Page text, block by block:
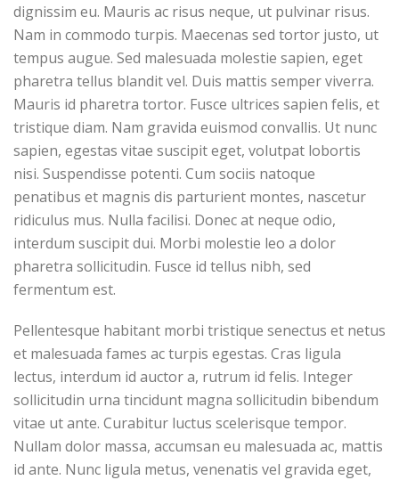
dignissim eu. Mauris ac risus neque, ut pulvinar risus.
Nam in commodo turpis. Maecenas sed tortor justo, ut
tempus augue. Sed malesuada molestie sapien, eget
pharetra tellus blandit vel. Duis mattis semper viverra.
Mauris id pharetra tortor. Fusce ultrices sapien felis, et
tristique diam. Nam gravida euismod convallis. Ut nunc
sapien, egestas vitae suscipit eget, volutpat lobortis
nisi. Suspendisse potenti. Cum sociis natoque
penatibus et magnis dis parturient montes, nascetur
ridiculus mus. Nulla facilisi. Donec at neque odio,
interdum suscipit dui. Morbi molestie leo a dolor
pharetra sollicitudin. Fusce id tellus nibh, sed
fermentum est.
Pellentesque habitant morbi tristique senectus et netus
et malesuada fames ac turpis egestas. Cras ligula
lectus, interdum id auctor a, rutrum id felis. Integer
sollicitudin urna tincidunt magna sollicitudin bibendum
vitae ut ante. Curabitur luctus scelerisque tempor.
Nullam dolor massa, accumsan eu malesuada ac, mattis
id ante. Nunc ligula metus, venenatis vel gravida eget,